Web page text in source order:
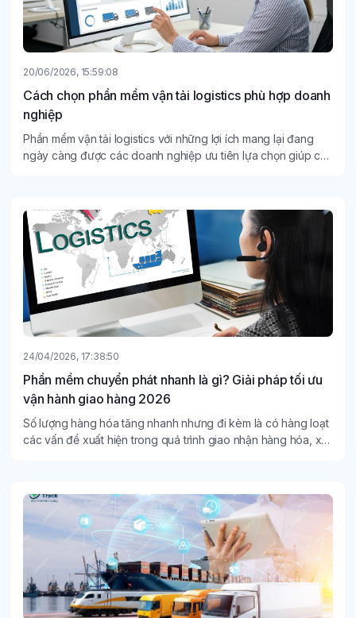
20/06/2026, 15:59:08
Cách chọn phần mềm vận tải logistics phù hợp doanh
nghiệp
Phần mềm vận tải logistics với những lợi ích mang lại đang
ngày càng được các doanh nghiệp ưu tiên lựa chọn giúp cải
24/04/2026, 17:38:50
Phần mềm chuyển phát nhanh là gì? Giải pháp tối ưu
vận hành giao hàng 2026
Số lượng hàng hóa tăng nhanh nhưng đi kèm là có hàng loạt
các vấn đề xuất hiện trong quá trình giao nhận hàng hóa, xử